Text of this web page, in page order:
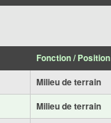
Fonction / Position
Milieu de terrain
Milieu de terrain